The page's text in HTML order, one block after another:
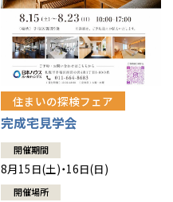
住まいの探検フェア
完成宅見学会
開催期間
8月15日(土)・16日(日)
開催場所